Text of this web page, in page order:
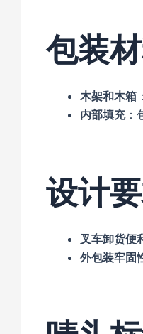
包装
木架和木箱
内部填充：
设计
叉车卸货便
外包装牢固